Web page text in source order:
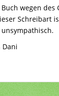
wegen
Schreibart
Dani